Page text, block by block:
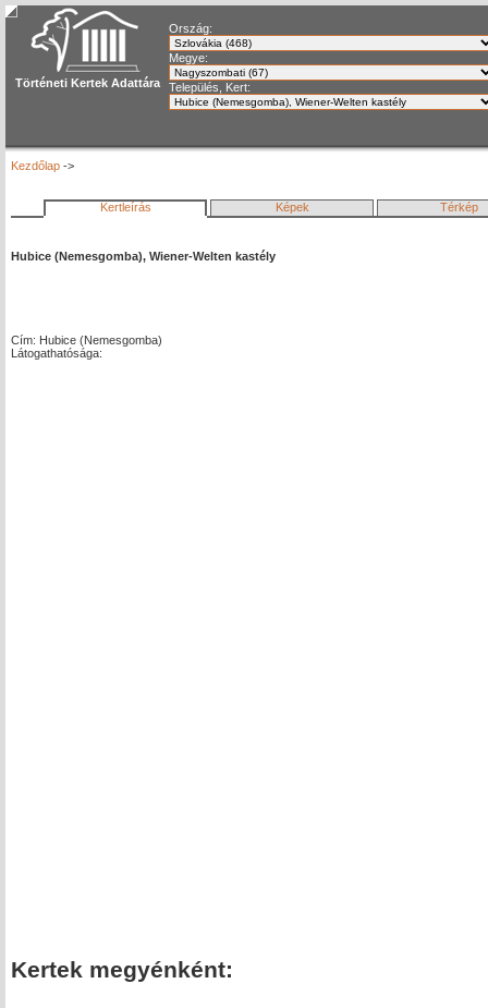
Történeti Kertek Adattára
Ország:
Megye:
Település, Kert:
Kezdőlap ->
Kertleírás Képek Térkép
Hubice (Nemesgomba), Wiener-Welten kastély
Cím: Hubice (Nemesgomba)
Látogathatósága:
Kertek megyénként: